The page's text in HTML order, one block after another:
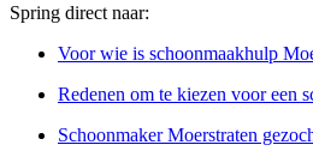
Spring direct naar:
Voor wie is schoonmaakhulp
Redenen om te kiezen voor een
Schoonmaker Moerstraten